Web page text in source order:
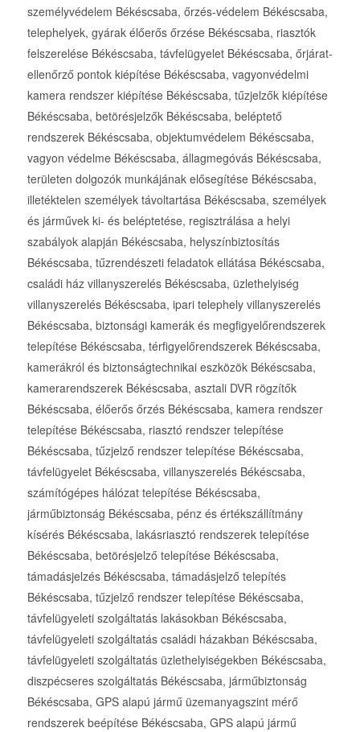
személyvédelem Békéscsaba, őrzés-védelem Békéscsaba,
telephelyek, gyárak élőerős őrzése Békéscsaba, riasztók
felszerelése Békéscsaba, távfelügyelet Békéscsaba, őrjárat-
ellenőrző pontok kiépítése Békéscsaba, vagyonvédelmi
kamera rendszer kiépítése Békéscsaba, tűzjelzők kiépítése
Békéscsaba, betörésjelzők Békéscsaba, beléptető
rendszerek Békéscsaba, objektumvédelem Békéscsaba,
vagyon védelme Békéscsaba, állagmegóvás Békéscsaba,
területen dolgozók munkájának elősegítése Békéscsaba,
illetéktelen személyek távoltartása Békéscsaba, személyek
és járművek ki- és beléptetése, regisztrálása a helyi
szabályok alapján Békéscsaba, helyszínbiztosítás
Békéscsaba, tűzrendészeti feladatok ellátása Békéscsaba,
családi ház villanyszerelés Békéscsaba, üzlethelyiség
villanyszerelés Békéscsaba, ipari telephely villanyszerelés
Békéscsaba, biztonsági kamerák és megfigyelőrendszerek
telepítése Békéscsaba, térfigyelőrendszerek Békéscsaba,
kamerákról és biztonságtechnikai eszközök Békéscsaba,
kamerarendszerek Békéscsaba, asztali DVR rögzítők
Békéscsaba, élőerős őrzés Békéscsaba, kamera rendszer
telepítése Békéscsaba, riasztó rendszer telepítése
Békéscsaba, tűzjelző rendszer telepítése Békéscsaba,
távfelügyelet Békéscsaba, villanyszerelés Békéscsaba,
számítógépes hálózat telepítése Békéscsaba,
járműbiztonság Békéscsaba, pénz és értékszállítmány
kísérés Békéscsaba, lakásriasztó rendszerek telepítése
Békéscsaba, betörésjelző telepítése Békéscsaba,
támadásjelzés Békéscsaba, támadásjelző telepítés
Békéscsaba, tűzjelző rendszer telepítése Békéscsaba,
távfelügyeleti szolgáltatás lakásokban Békéscsaba,
távfelügyeleti szolgáltatás családi házakban Békéscsaba,
távfelügyeleti szolgáltatás üzlethelyiségekben Békéscsaba,
diszpécseres szolgáltatás Békéscsaba, járműbiztonság
Békéscsaba, GPS alapú jármű üzemanyagszint mérő
rendszerek beépítése Békéscsaba, GPS alapú jármű